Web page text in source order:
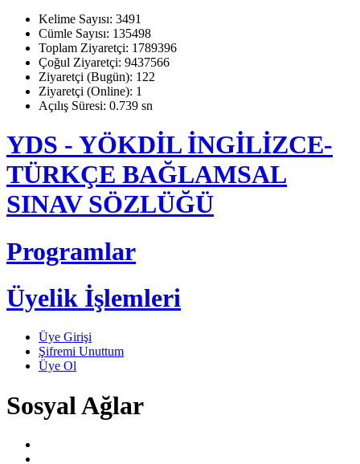
Kelime Sayısı: 3491
Cümle Sayısı: 135498
Toplam Ziyaretçi: 1789396
Çoğul Ziyaretçi: 9437566
Ziyaretçi (Bugün): 122
Ziyaretçi (Online): 1
Açılış Süresi: 0.739 sn
YDS - YÖKDİL İNGİLİZCE-
TÜRKÇE BAĞLAMSAL
SINAV SÖZLÜĞÜ
Programlar
Üyelik İşlemleri
Üye Girişi
Şifremi Unuttum
Üye Ol
Sosyal Ağlar